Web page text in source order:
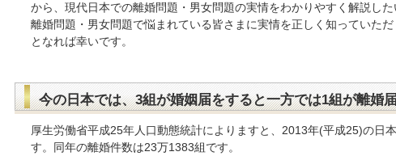
から、現代日本での離婚問題・男女問題の実情をわかりやすく解説した
離婚問題・男女問題で悩まれている皆さまに実情を正しく知っていた
となれば幸いです。
今の日本では、3組が婚姻届をすると一方では1組が離婚
厚生労働省平成25年人口動態統計によりますと、2013年(平成25)の日
す。同年の離婚件数は23万1383組です。